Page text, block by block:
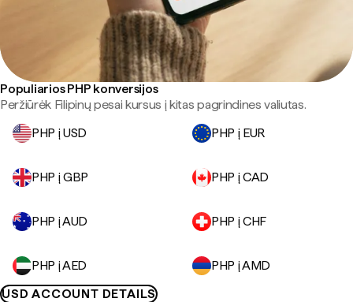
Populiarios PHP konversijos
Peržiūrėk Filipinų pesai kursus į kitas pagrindines valiutas.
PHP į USD
PHP į EUR
PHP į GBP PHP į CAD
PHP į AUD PHP į CHF
PHP į AED
PHP į AMD
USD ACCOUNT DETAILS